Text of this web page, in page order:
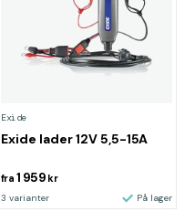
Exide
Exide lader 12V 5,5-15A
fra 1 959 kr
3 varianter På lager